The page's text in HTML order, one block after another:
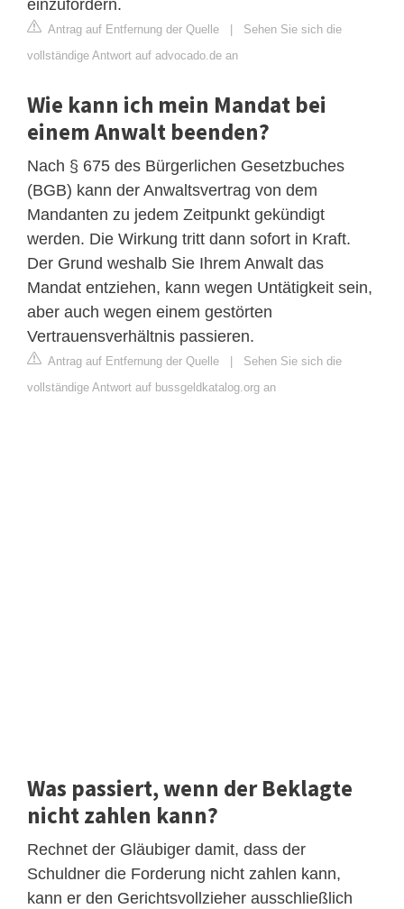
einzufordern.
Antrag auf Entfernung der Quelle
Sehen Sie sich die
vollständige Antwort auf advocado.de an
Wie kann ich mein Mandat bei
einem Anwalt beenden?
Nach § 675 des Bürgerlichen Gesetzbuches
(BGB) kann der Anwaltsvertrag von dem
Mandanten zu jedem Zeitpunkt gekündigt
werden. Die Wirkung tritt dann sofort in Kraft.
Der Grund weshalb Sie Ihrem Anwalt das
Mandat entziehen, kann wegen Untätigkeit sein,
aber auch wegen einem gestörten
Vertrauensverhältnis passieren.
Antrag auf Entfernung der Quelle
Sehen Sie sich die
vollständige Antwort auf bussgeldkatalog.org an
Was passiert, wenn der Beklagte
nicht zahlen kann?
Rechnet der Gläubiger damit, dass der
Schuldner die Forderung nicht zahlen kann,
kann er den Gerichtsvollzieher ausschließlich